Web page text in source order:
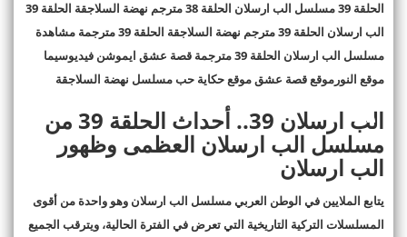
الحلقة 39 مسلسل الب ارسلان الحلقة 38 مترجم نهضة السلاجقة الحلقة 39
الب ارسلان الحلقة 39 مترجم نهضة السلاجقة الحلقة 39 مترجمة مشاهدة
مسلسل الب ارسلان الحلقة 39 مترجمة قصة عشق ايموشن فيديوسيما
موقع النورموقع قصة عشق موقع حكاية حب مسلسل نهضة السلاجقة
الب ارسلان 39.. أحداث الحلقة 39 من
مسلسل الب ارسلان العظمى وظهور
الب ارسلان
يتابع الملايين في الوطن العربي مسلسل الب ارسلان وهو واحدة من أقوى
المسلسلات التركية التاريخية التي تعرض في الفترة الحالية، ويترقب الجميع